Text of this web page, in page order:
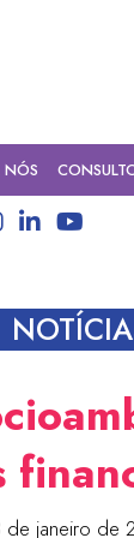
NÓS
de janeiro de